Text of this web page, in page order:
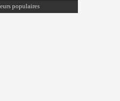
populaires